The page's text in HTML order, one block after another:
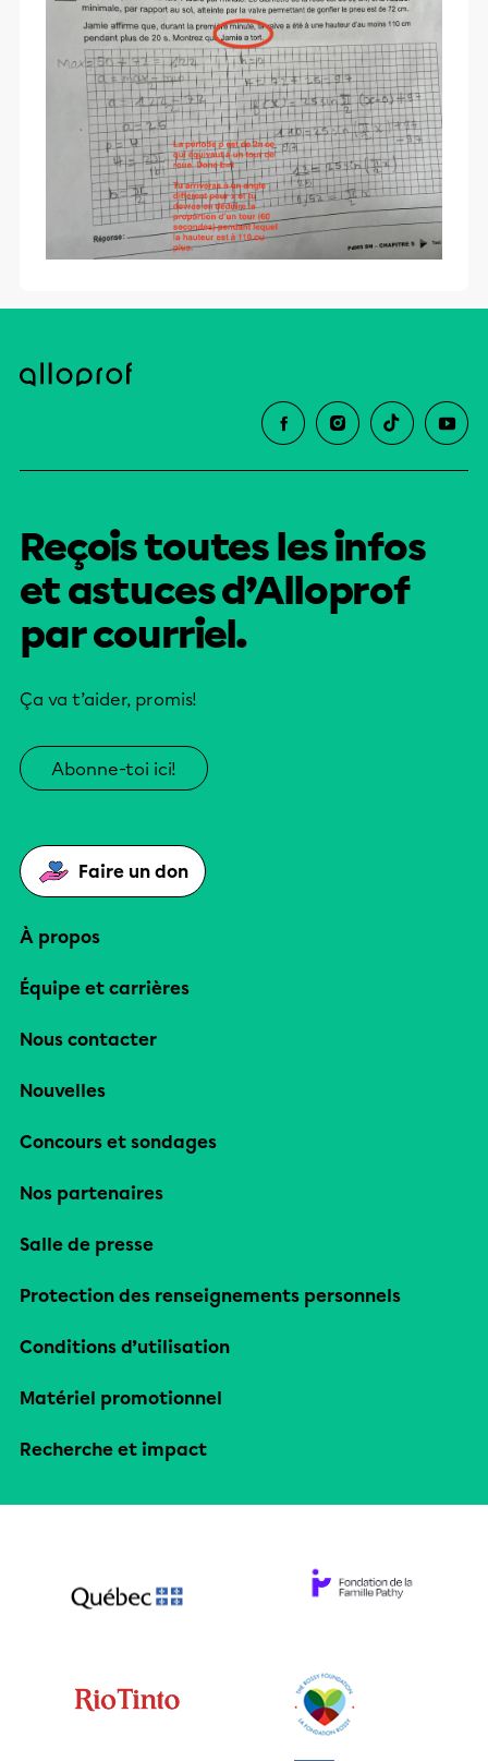
Reçois toutes les infos
et astuces d’Alloprof
par courriel.
Ça va t’aider, promis!
Abonne-toi ici!
Faire un don
À propos
Équipe et carrières
Nous contacter
Nouvelles
Concours et sondages
Nos partenaires
Salle de presse
Protection des renseignements personnels
Conditions d’utilisation
Matériel promotionnel
Recherche et impact